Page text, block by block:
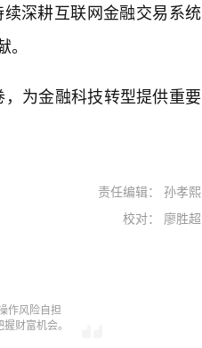
深耕互联网金融交易系统
为金融科技转型提供重要
责任编辑： 孙孝熙
校对： 廖胜超
作风险自担
财富机会。